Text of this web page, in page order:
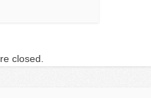
closed.